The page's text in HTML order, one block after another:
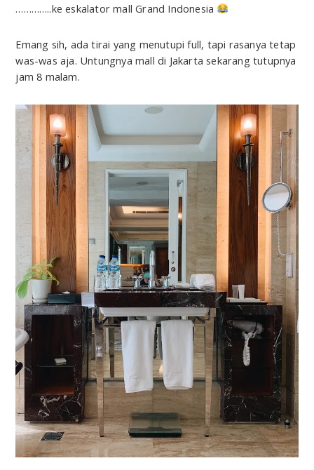
…………..ke eskalator mall Grand Indonesia
Emang sih, ada tirai yang menutupi full, tapi rasanya tetap
was-was aja. Untungnya mall di Jakarta sekarang tutupnya
jam 8 malam.